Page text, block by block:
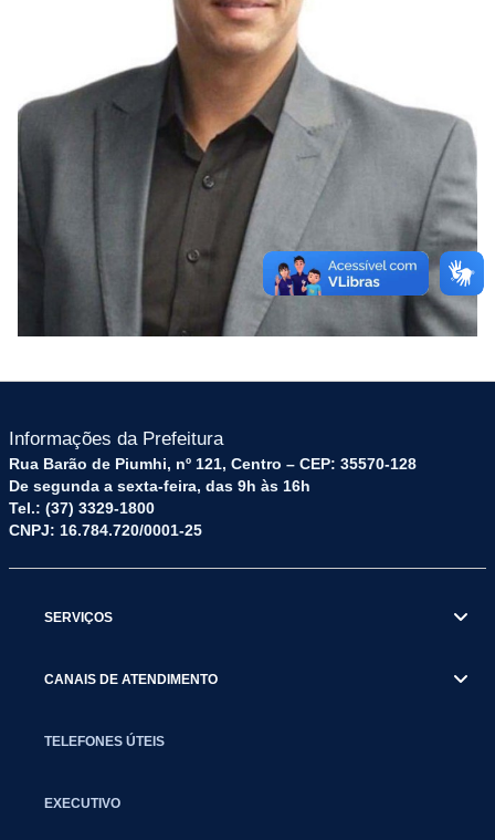
Informações da Prefeitura
Rua Barão de Piumhi, nº 121, Centro – CEP: 35570-128
De segunda a sexta-feira, das 9h às 16h
Tel.: (37) 3329-1800
CNPJ: 16.784.720/0001-25
SERVIÇOS
CANAIS DE ATENDIMENTO
TELEFONES ÚTEIS
EXECUTIVO